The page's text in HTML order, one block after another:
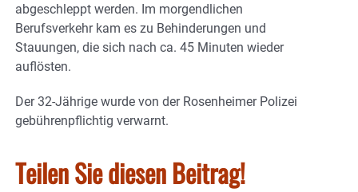
abgeschleppt werden. Im morgendlichen
Berufsverkehr kam es zu Behinderungen und
Stauungen, die sich nach ca. 45 Minuten wieder
auflösten.
Der 32-Jährige wurde von der Rosenheimer Polizei
gebührenpflichtig verwarnt.
Teilen Sie diesen Beitrag!